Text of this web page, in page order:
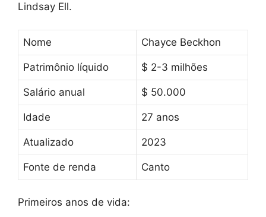
Lindsay Ell.
Nome Chayce Beckhon
Patrimônio líquido $ 2-3 milhões
Salário anual $ 50.000
Idade 27 anos
Atualizado 2023
Fonte de renda Canto
Primeiros anos de vida: